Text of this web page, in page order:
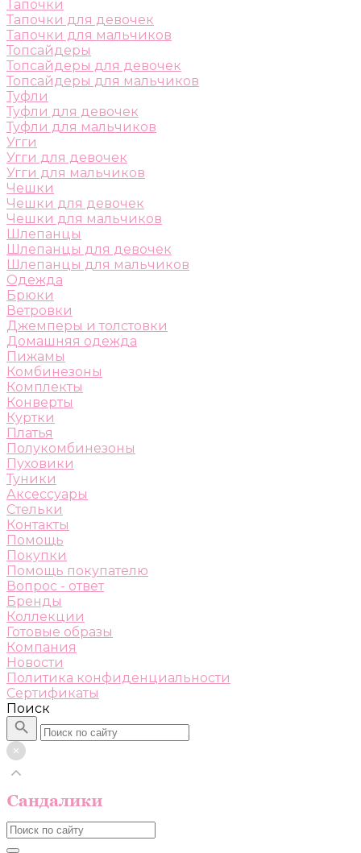
Тапочки
Тапочки для девочек
Тапочки для мальчиков
Топсайдеры
Топсайдеры для девочек
Топсайдеры для мальчиков
Туфли
Туфли для девочек
Туфли для мальчиков
Угги
Угги для девочек
Угги для мальчиков
Чешки
Чешки для девочек
Чешки для мальчиков
Шлепанцы
Шлепанцы для девочек
Шлепанцы для мальчиков
Одежда
Брюки
Ветровки
Джемперы и толстовки
Домашняя одежда
Пижамы
Комбинезоны
Комплекты
Конверты
Куртки
Платья
Полукомбинезоны
Пуховики
Туники
Аксессуары
Стельки
Контакты
Помощь
Покупки
Помощь покупателю
Вопрос - ответ
Бренды
Коллекции
Готовые образы
Компания
Новости
Политика конфиденциальности
Сертификаты
Поиск